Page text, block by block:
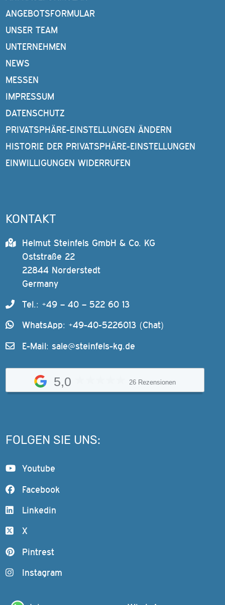
ANGEBOTSFORMULAR
UNSER TEAM
UNTERNEHMEN
NEWS
MESSEN
IMPRESSUM
DATENSCHUTZ
PRIVATSPHÄRE-EINSTELLUNGEN ÄNDERN
HISTORIE DER PRIVATSPHÄRE-EINSTELLUNGEN
EINWILLIGUNGEN WIDERRUFEN
KONTAKT
Helmut Steinfels GmbH & Co. KG
Oststraße 22
22844 Norderstedt
Germany
Tel.: +49 – 40 – 522 60 13
WhatsApp: +49-40-5226013 (Chat)
E-Mail: sale@steinfels-kg.de
5,0 26 Rezensionen
FOLGEN SIE UNS:
Youtube
Facebook
Linkedin
X
Pintrest
Instagram